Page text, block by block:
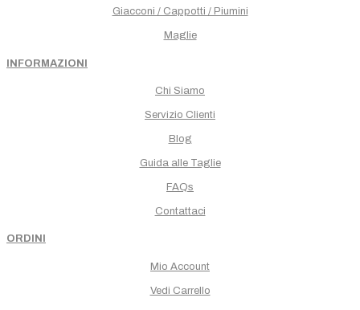
Giacconi / Cappotti / Piumini
Maglie
INFORMAZIONI
Chi Siamo
Servizio Clienti
Blog
Guida alle Taglie
FAQs
Contattaci
ORDINI
Mio Account
Vedi Carrello